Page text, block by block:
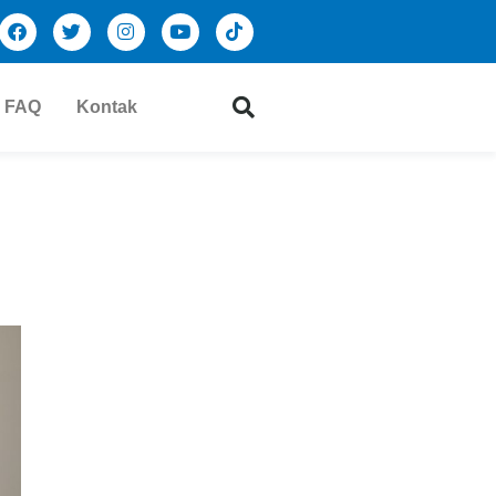
FAQ Kontak